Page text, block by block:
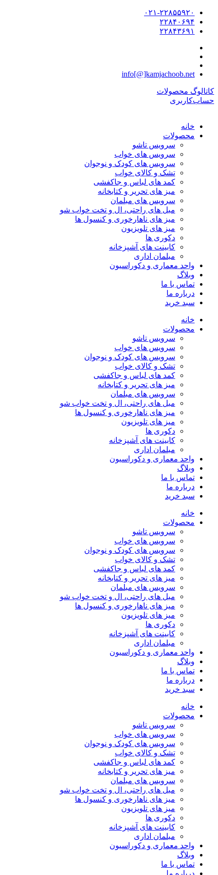
۰۲۱-۲۲۸۵۵۹۲۰
۲۲۸۴۰۶۹۴
۲۲۸۴۳۶۹۱
info[@]kamjachoob.net
کاتالوگ محصولات
حساب‌کاربری
خانه
محصولات
سرویس تاشو
سرویس های خواب
سرویس های کودک و نوجوان
تشک و کالای خواب
کمد های لباس و جاکفشی
میز های تحریر و کتابخانه
سرویس های مبلمان
مبل های راحتی، ال و تخت خواب شو
میز های ناهارخوری و کنسول ها
میز های تلویزیون
دکوری ها
کابینت های آشپزخانه
مبلمان اداری
واحد معماری و دکوراسیون
وبلاگ
تماس با ما
درباره ما
سبد خرید
خانه
محصولات
سرویس تاشو
سرویس های خواب
سرویس های کودک و نوجوان
تشک و کالای خواب
کمد های لباس و جاکفشی
میز های تحریر و کتابخانه
سرویس های مبلمان
مبل های راحتی، ال و تخت خواب شو
میز های ناهارخوری و کنسول ها
میز های تلویزیون
دکوری ها
کابینت های آشپزخانه
مبلمان اداری
واحد معماری و دکوراسیون
وبلاگ
تماس با ما
درباره ما
سبد خرید
خانه
محصولات
سرویس تاشو
سرویس های خواب
سرویس های کودک و نوجوان
تشک و کالای خواب
کمد های لباس و جاکفشی
میز های تحریر و کتابخانه
سرویس های مبلمان
مبل های راحتی، ال و تخت خواب شو
میز های ناهارخوری و کنسول ها
میز های تلویزیون
دکوری ها
کابینت های آشپزخانه
مبلمان اداری
واحد معماری و دکوراسیون
وبلاگ
تماس با ما
درباره ما
سبد خرید
خانه
محصولات
سرویس تاشو
سرویس های خواب
سرویس های کودک و نوجوان
تشک و کالای خواب
کمد های لباس و جاکفشی
میز های تحریر و کتابخانه
سرویس های مبلمان
مبل های راحتی، ال و تخت خواب شو
میز های ناهارخوری و کنسول ها
میز های تلویزیون
دکوری ها
کابینت های آشپزخانه
مبلمان اداری
واحد معماری و دکوراسیون
وبلاگ
تماس با ما
درباره ما